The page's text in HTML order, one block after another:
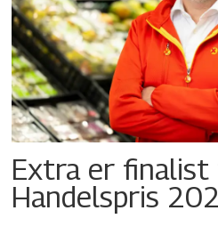
Extra er
Handelspris